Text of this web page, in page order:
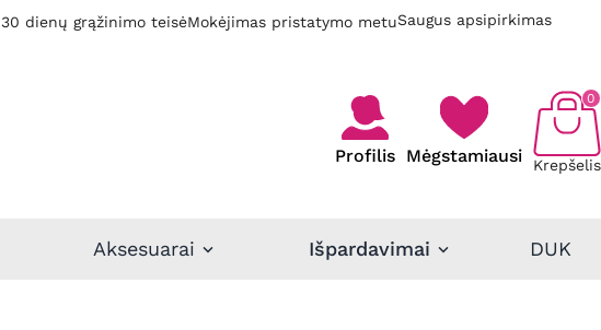
30 dienų grąžinimo teisėMokėjimas pristatymo metuSaugus apsipirkimas
Profilis Mėgstamiausi Krepšelis
0
Aksesuarai Išpardavimai DUK